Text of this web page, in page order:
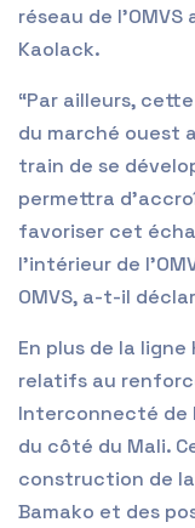
réseau de
Kaolack.
“Par ailleurs,
du marché ouest
train de se
permettra
favoriser cet
l’intérieur de
OMVS, a-t-il
En plus de la
relatifs au
Interconnecté de
du côté du Mali.
construction de
Bamako et des